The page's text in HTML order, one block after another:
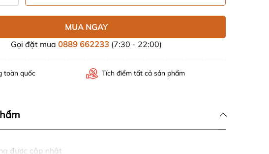
MUA NGAY
Gọi đặt mua 0889 662233(7:30 - 22:00)
toàn quốc Tích điểm tất cả sản phẩm
được cập nhật